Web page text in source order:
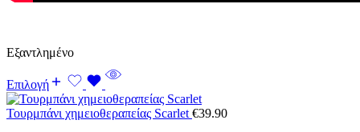
Εξαντλημένο
Επιλογή
Τουρμπάνι χημειοθεραπείας Scarlet €39.90